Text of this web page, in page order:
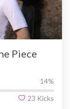
Piece
14%
23 Kicks